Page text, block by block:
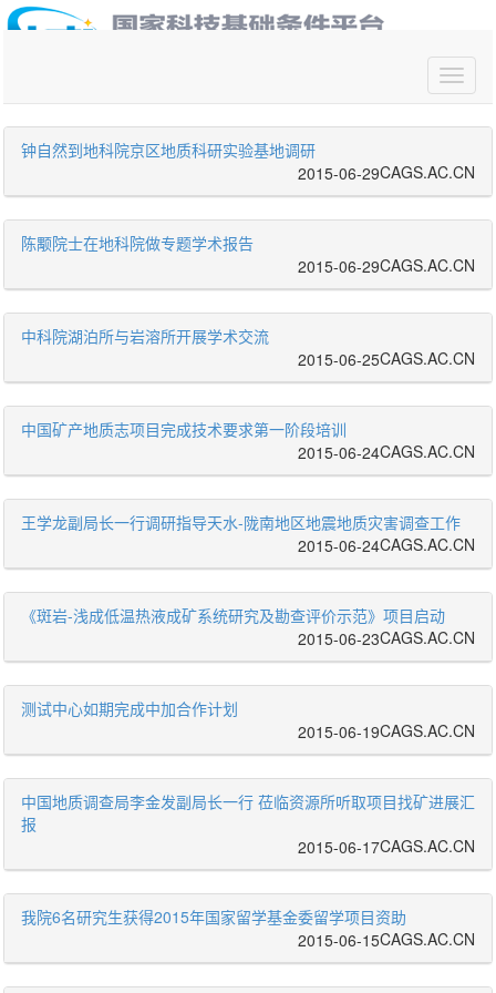
钟自然到地科院京区地质科研实验基地调研
CAGS.AC.CN
2015-06-29
陈颙院士在地科院做专题学术报告
CAGS.AC.CN
2015-06-29
中科院湖泊所与岩溶所开展学术交流
CAGS.AC.CN
2015-06-25
中国矿产地质志项目完成技术要求第一阶段培训
CAGS.AC.CN
2015-06-24
王学龙副局长一行调研指导天水-陇南地区地震地质灾害调查工作
CAGS.AC.CN
2015-06-24
《斑岩-浅成低温热液成矿系统研究及勘查评价示范》项目启动
CAGS.AC.CN
2015-06-23
测试中心如期完成中加合作计划
CAGS.AC.CN
2015-06-19
中国地质调查局李金发副局长一行 莅临资源所听取项目找矿进展汇
报
CAGS.AC.CN
2015-06-17
我院6名研究生获得2015年国家留学基金委留学项目资助
CAGS.AC.CN
2015-06-15